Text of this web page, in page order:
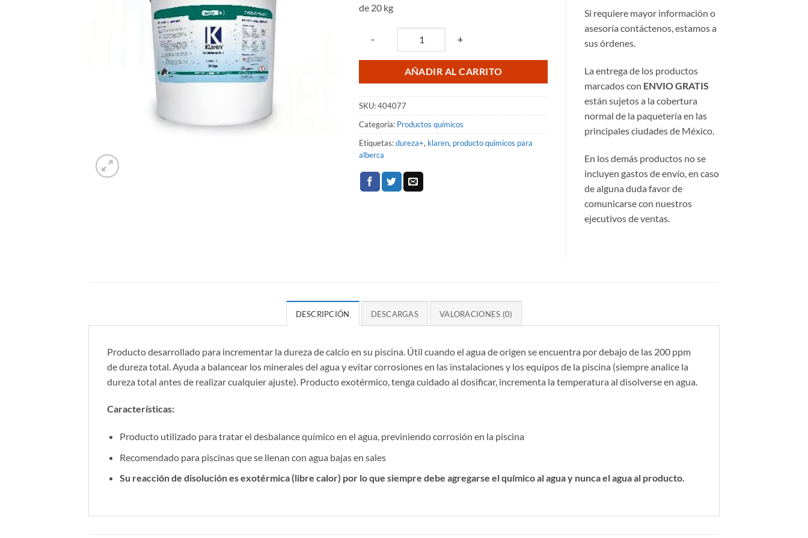
de 20 kg
- +
AÑADIR AL CARRITO
SKU:404077
Categoría: Productos químicos
Etiquetas:dureza+, klaren, producto quimicos para
alberca
Si requiere mayor información o
asesoría contáctenos, estamos a
sus órdenes.
La entrega de los productos
marcados con ENVIO GRATIS
están sujetos a la cobertura
normal de la paquetería en las
principales ciudades de México.
En los demás productos no se
incluyen gastos de envío, en caso
de alguna duda favor de
comunicarse con nuestros
ejecutivos de ventas.
DESCRIPCIÓN DESCARGAS VALORACIONES (0)
Producto desarrollado para incrementar la dureza de calcio en su piscina. Útil cuando el agua de origen se encuentra por debajo de las 200 ppm
de dureza total. Ayuda a balancear los minerales del agua y evitar corrosiones en las instalaciones y los equipos de la piscina (siempre analice la
dureza total antes de realizar cualquier ajuste). Producto exotérmico, tenga cuidado al dosificar, incrementa la temperatura al disolverse en agua.
Características:
Producto utilizado para tratar el desbalance químico en el agua, previniendo corrosión en la piscina
Recomendado para piscinas que se llenan con agua bajas en sales
Su reacción de disolución es exotérmica (libre calor) por lo que siempre debe agregarse el químico al agua y nunca el agua al producto.